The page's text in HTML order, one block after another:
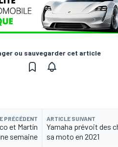
ou sauvegarder cet article
PRÉCÉDENT
et Martín
semaine
ARTICLE SUIVANT
Yamaha prévoit des
sa moto en 2021